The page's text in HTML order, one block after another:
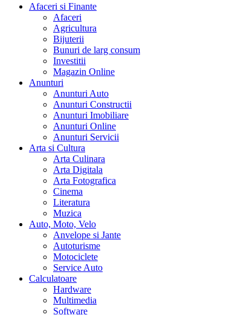
Afaceri si Finante
Afaceri
Agricultura
Bijuterii
Bunuri de larg consum
Investitii
Magazin Online
Anunturi
Anunturi Auto
Anunturi Constructii
Anunturi Imobiliare
Anunturi Online
Anunturi Servicii
Arta si Cultura
Arta Culinara
Arta Digitala
Arta Fotografica
Cinema
Literatura
Muzica
Auto, Moto, Velo
Anvelope si Jante
Autoturisme
Motociclete
Service Auto
Calculatoare
Hardware
Multimedia
Software